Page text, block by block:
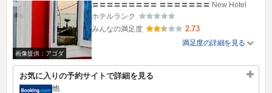
画像提供：アゴダ
〓〓〓〓〓〓〓〓〓 〓〓〓〓〓〓〓 New Hotel
ホテルランク
みんなの満足度
2.73
満足度の詳細を見る
お気に入りの予約サイトで詳細を見る
他